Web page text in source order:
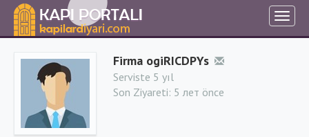
Firma ogiRICDPYs
Serviste 5 yıl
Son Ziyareti: 5 лет önce